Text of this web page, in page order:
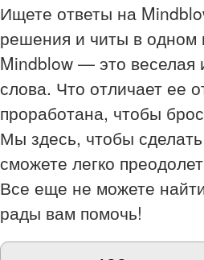
Ищете ответы на
решения и читы в одном
Mindblow — это веселая
слова. Что отличает ее
проработана, чтобы
Мы здесь, чтобы
сможете легко
Все еще не можете
рады вам помочь!